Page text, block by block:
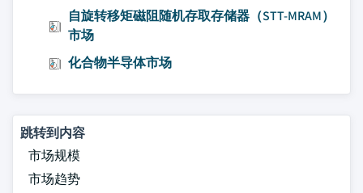
自旋转移矩磁阻随机存取存储器（STT-MRAM）
市场
化合物半导体市场
跳转到内容
市场规模
市场趋势